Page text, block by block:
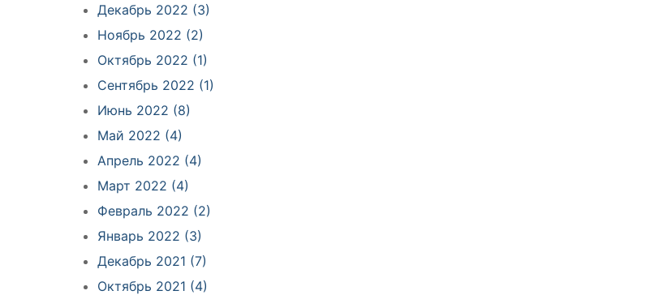
Декабрь 2022 (3)
Ноябрь 2022 (2)
Октябрь 2022 (1)
Сентябрь 2022 (1)
Июнь 2022 (8)
Май 2022 (4)
Апрель 2022 (4)
Март 2022 (4)
Февраль 2022 (2)
Январь 2022 (3)
Декабрь 2021 (7)
Октябрь 2021 (4)